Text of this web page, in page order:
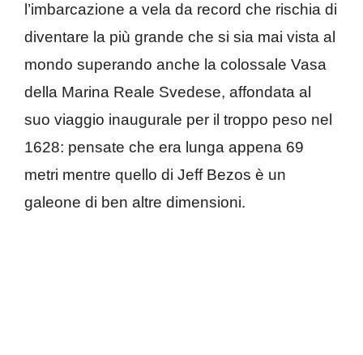
l’imbarcazione a vela da record che rischia di
diventare la più grande che si sia mai vista al
mondo superando anche la colossale Vasa
della Marina Reale Svedese, affondata al
suo viaggio inaugurale per il troppo peso nel
1628: pensate che era lunga appena 69
metri mentre quello di Jeff Bezos è un
galeone di ben altre dimensioni.